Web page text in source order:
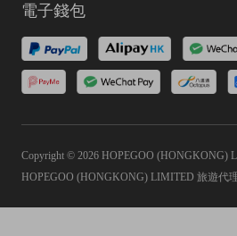
電子錢包
Copyright © 2026 HOPEGOO (HONGKONG)
HOPEGOO (HONGKONG) LIMITED 旅遊代